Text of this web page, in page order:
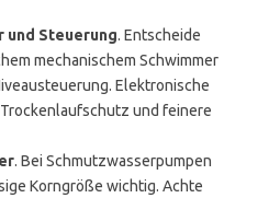
und Steuerung. Entscheide
mechanischem Schwimmer
Elektronische
und feinere
. Bei Schmutzwasserpumpen
Korngröße wichtig. Achte